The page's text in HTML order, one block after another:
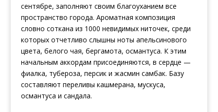
сентябре, заполняют своим благоуханием все
пространство города. Ароматная композиция
словно соткана из 1000 невидимых ниточек, среди
которых отчетливо слышны ноты апельсинового
цвета, белого чая, бергамота, османтуса. К этим
начальным аккордам присоединяются, в сердце —
фиалка, тубероза, персик и жасмин самбак. Базу
составляют переливы кашмерана, мускуса,
османтуса и сандала.